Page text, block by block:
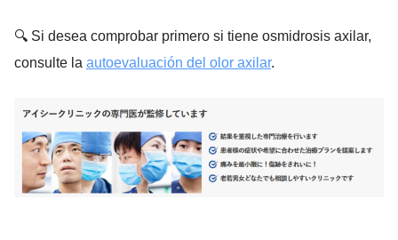
🔍 Si desea comprobar primero si tiene osmidrosis axilar,
consulte la autoevaluación del olor axilar.